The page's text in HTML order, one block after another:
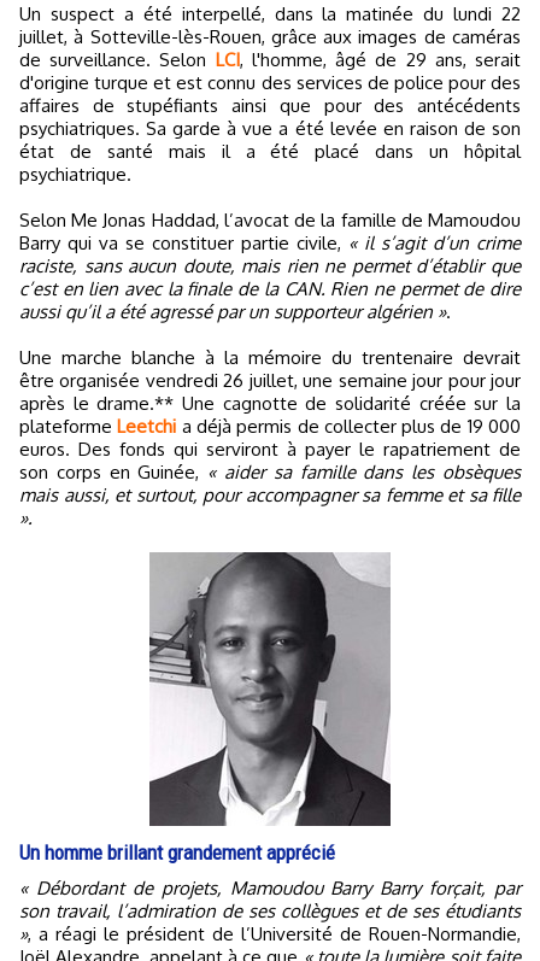
Un suspect a été interpellé, dans la matinée du lundi 22
juillet, à Sotteville-lès-Rouen, grâce aux images de caméras
de surveillance. Selon LCI, l'homme, âgé de 29 ans, serait
d'origine turque et est connu des services de police pour des
affaires de stupéfiants ainsi que pour des antécédents
psychiatriques. Sa garde à vue a été levée en raison de son
état de santé mais il a été placé dans un hôpital
psychiatrique.
Selon Me Jonas Haddad, l’avocat de la famille de Mamoudou
Barry qui va se constituer partie civile, « il s’agit d’un crime
raciste, sans aucun doute, mais rien ne permet d’établir que
c’est en lien avec la finale de la CAN. Rien ne permet de dire
aussi qu’il a été agressé par un supporteur algérien ».
Une marche blanche à la mémoire du trentenaire devrait
être organisée vendredi 26 juillet, une semaine jour pour jour
après le drame.** Une cagnotte de solidarité créée sur la
plateformeLeetchi a déjà permis de collecter plus de 19 000
euros. Des fonds qui serviront à payer le rapatriement de
son corps en Guinée, « aider sa famille dans les obsèques
mais aussi, et surtout, pour accompagner sa femme et sa fille
».
Un homme brillant grandement apprécié
« Débordant de projets, Mamoudou Barry Barry forçait, par
son travail, l’admiration de ses collègues et de ses étudiants
», a réagi le président de l’Université de Rouen-Normandie,